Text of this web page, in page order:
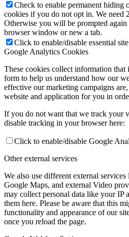
Check to enable permanent hiding
cookies if you do not opt in. We need
Otherwise you will be prompted
browser window or new a tab.
Click to enable/disable essential
Google Analytics Cookies
These cookies collect information that
form to help us understand how our
effective our marketing campaigns
website and application for you in
If you do not want that we track your
disable tracking in your browser here:
Click to enable/disable Google
Other external services
We also use different external
Google Maps, and external Video
may collect personal data like your IP
them here. Please be aware that this
functionality and appearance of our
once you reload the page.